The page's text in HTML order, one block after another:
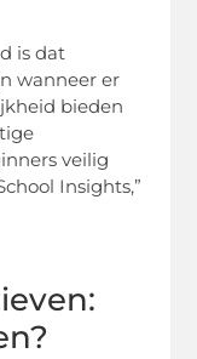
is dat
wanneer er
bieden
veilig
Insights,”